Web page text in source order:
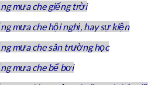
mưa che giếng trời
mưa che hội nghị, hay sự kiện
mưa che sân trường học
mưa che bể bơi